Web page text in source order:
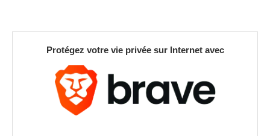
Protégez votre vie privée sur Internet avec